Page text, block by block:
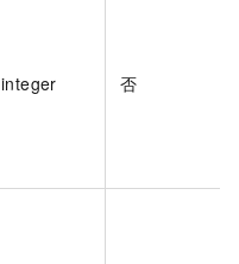
integer 否